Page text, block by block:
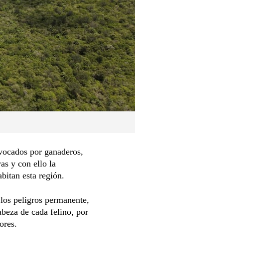
por ganaderos,
y con ello la
esta región.
peligros permanente,
de cada felino, por